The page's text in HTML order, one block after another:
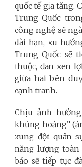
quốc tế gia tăng.
Trung Quốc
công nghệ sẽ
dài hạn, xu
Trung Quốc sẽ
thuộc, đan xen
giữa hai bên
cạnh tranh.
Chịu ảnh
khủng hoảng”
xung đột quân
năng lượng toàn
báo sẽ tiếp tục